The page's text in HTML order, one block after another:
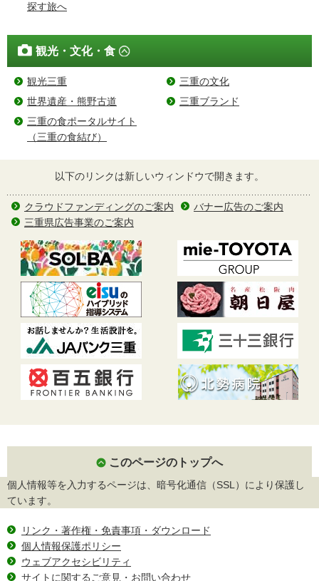
探す旅へ
観光・文化・食
観光三重
三重の文化
世界遺産・熊野古道
三重ブランド
三重の食ポータルサイト
（三重の食結び）
以下のリンクは新しいウィンドウで開きます。
クラウドファンディングのご案内
バナー広告のご案内
三重県広告事業のご案内
このページのトップへ
個人情報等を入力するページは、暗号化通信（SSL）により保護し
ています。
リンク・著作権・免責事項・ダウンロード
個人情報保護ポリシー
ウェブアクセシビリティ
サイトに関するご意見・お問い合わせ